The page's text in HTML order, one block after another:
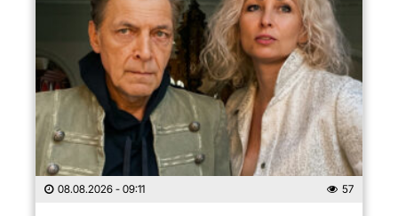
08.08.2026 - 09:11 57